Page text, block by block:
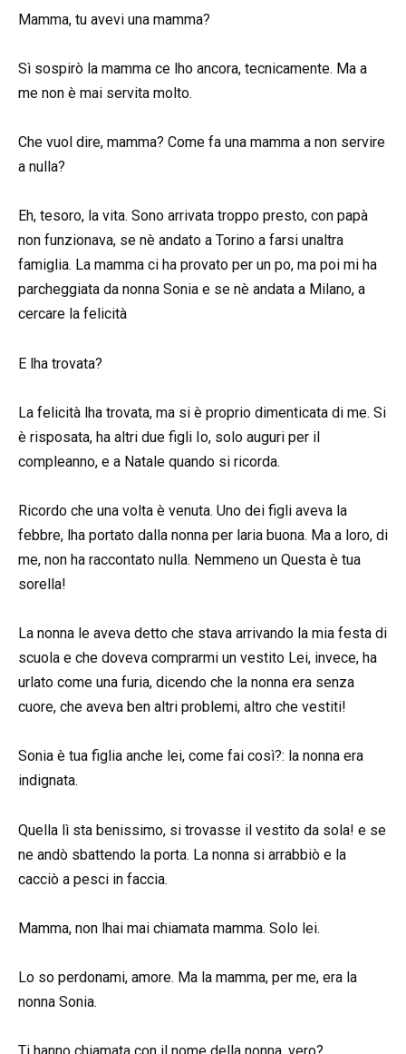
Mamma, tu avevi una mamma?
Sì sospirò la mamma ce lho ancora, tecnicamente. Ma a
me non è mai servita molto.
Che vuol dire, mamma? Come fa una mamma a non servire
a nulla?
Eh, tesoro, la vita. Sono arrivata troppo presto, con papà
non funzionava, se nè andato a Torino a farsi unaltra
famiglia. La mamma ci ha provato per un po, ma poi mi ha
parcheggiata da nonna Sonia e se nè andata a Milano, a
cercare la felicità
E lha trovata?
La felicità lha trovata, ma si è proprio dimenticata di me. Si
è risposata, ha altri due figli Io, solo auguri per il
compleanno, e a Natale quando si ricorda.
Ricordo che una volta è venuta. Uno dei figli aveva la
febbre, lha portato dalla nonna per laria buona. Ma a loro, di
me, non ha raccontato nulla. Nemmeno un Questa è tua
sorella!
La nonna le aveva detto che stava arrivando la mia festa di
scuola e che doveva comprarmi un vestito Lei, invece, ha
urlato come una furia, dicendo che la nonna era senza
cuore, che aveva ben altri problemi, altro che vestiti!
Sonia è tua figlia anche lei, come fai così?: la nonna era
indignata.
Quella lì sta benissimo, si trovasse il vestito da sola! e se
ne andò sbattendo la porta. La nonna si arrabbiò e la
cacciò a pesci in faccia.
Mamma, non lhai mai chiamata mamma. Solo lei.
Lo so perdonami, amore. Ma la mamma, per me, era la
nonna Sonia.